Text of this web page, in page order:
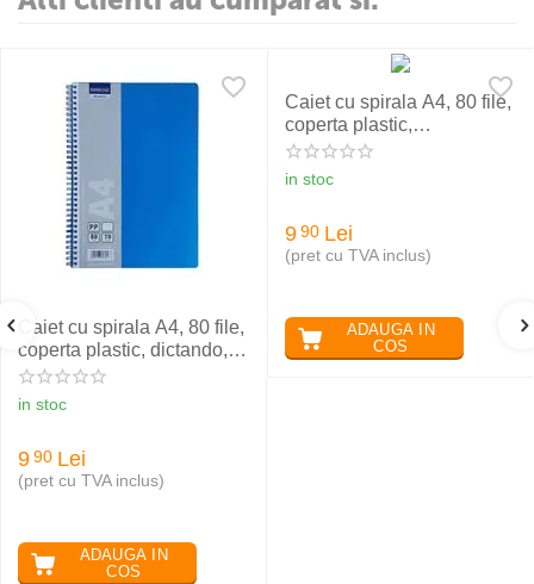
Caiet cu spirala A4, 80 file,
coperta plastic, dictando,
PAPERLAND
in stoc
9 90 Lei
(pret cu TVA inclus)
ADAUGA IN
COS
Caiet cu spirala A4, 80 file,
coperta plastic,
matematica, PAPERLAND
in stoc
9 90 Lei
(pret cu TVA inclus)
ADAUGA IN
COS